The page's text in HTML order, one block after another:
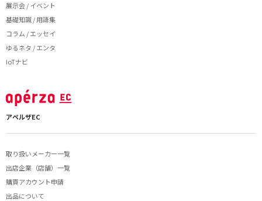
展示会 / イベント
基礎知識 / 用語集
コラム / エッセイ
ゆるネタ / エンタ
IoTナビ
アペルザEC
取り扱いメーカー一覧
出店企業（店舗）一覧
購買アカウント申請
出品について